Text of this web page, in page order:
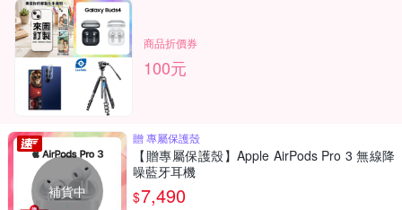
商品折價券
100元
補貨中
贈 專屬保護殼
【贈專屬保護殼】Apple AirPods Pro 3 無線降
噪藍牙耳機
$7,490